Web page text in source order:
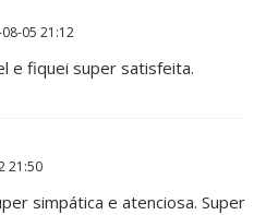
08-05 21:12
e fiquei super satisfeita.
21:50
simpática e atenciosa. Super